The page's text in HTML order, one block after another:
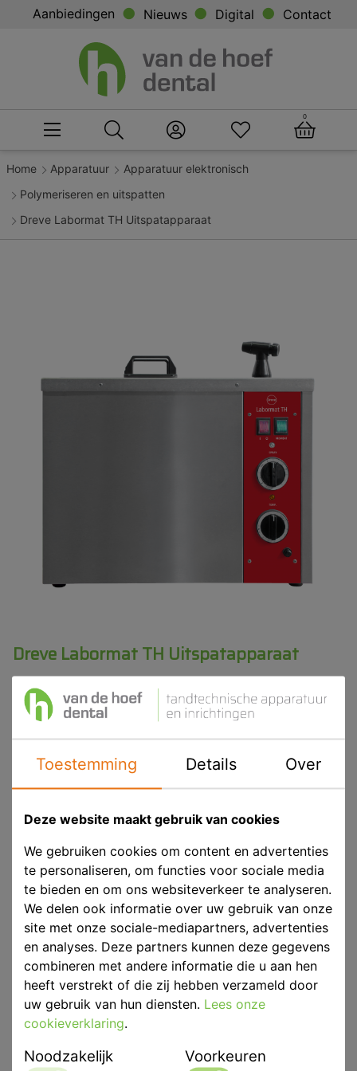
Aanbiedingen Nieuws Digital Contact
0
Home Apparatuur
Apparatuur elektronisch
Polymeriseren en uitspatten
Dreve Labormat TH Uitspatapparaat
Dreve Labormat TH Uitspatapparaat
Product ID
DRE 3603N
Voorraad
Prijs op aanvraag
Afmetingen
580 x 360 x440 mm
Eenheid
Merk
Dreve
Productinformatie
dreve.de/
Productbeschrijving
Groot en robuust was uitspatapparaat waarin tot 6
cuvetten passen.
roestvrij stalen behuizing
individueel instelbare spuittijd met 6 minuten
Toestemming Details Over
Deze website maakt gebruik van cookies
We gebruiken cookies om content en advertenties
te personaliseren, om functies voor sociale media
te bieden en om ons websiteverkeer te analyseren.
We delen ook informatie over uw gebruik van onze
site met onze sociale-mediapartners, advertenties
en analyses. Deze partners kunnen deze gegevens
combineren met andere informatie die u aan hen
heeft verstrekt of die zij hebben verzameld door
uw gebruik van hun diensten. Lees onze
cookieverklaring.
Noodzakelijk Voorkeuren